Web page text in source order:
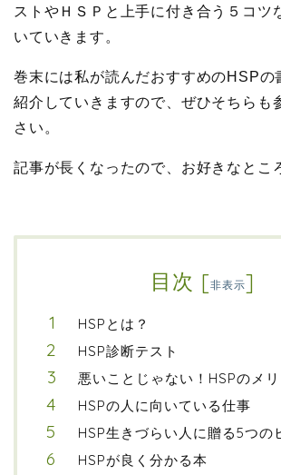
ストやＨＳＰと上手に付き合う５コツ
いていきます。
巻末には私が読んだおすすめのHSPの
紹介していきますので、ぜひそちらも
さい。
記事が長くなったので、お好きなとこ
目次 [非表示]
HSPとは？
HSP診断テスト
悪いことじゃない！HSPのメリ
HSPの人に向いている仕事
HSP生きづらい人に贈る5つの
HSPが良く分かる本